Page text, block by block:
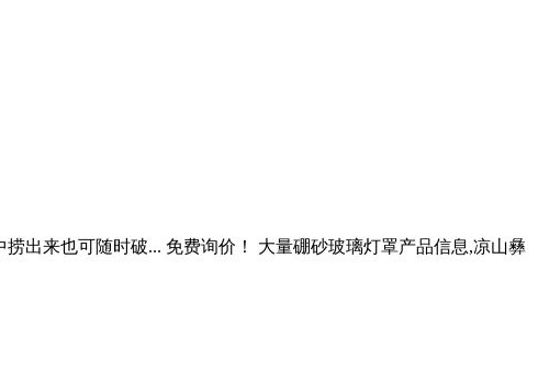
出来也可随时破... 免费询价！ 大量硼砂玻璃灯罩产品信息,凉山彝